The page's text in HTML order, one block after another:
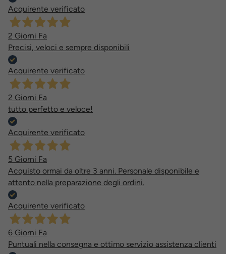
Acquirente verificato
2 Giorni Fa
Precisi, veloci e sempre disponibili
Acquirente verificato
2 Giorni Fa
tutto perfetto e veloce!
Acquirente verificato
5 Giorni Fa
Acquisto ormai da oltre 3 anni. Personale disponibile e
attento nella preparazione degli ordini.
Acquirente verificato
6 Giorni Fa
Puntuali nella consegna e ottimo servizio assistenza clienti